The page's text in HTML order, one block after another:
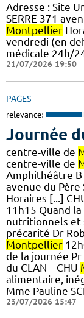
Adresse : Site
SERRE 371
Montpellier
vendredi (en
médicale 24h/
21/07/2026 19:50
PAGES
relevance:
Journée
centre-ville de
centre-ville de
Amphithéâtre B
avenue du Père
Horaires [...]
11h15 Quand
nutritionnels et
précarité Dr
Montpellier
de la journée Pr
du CLAN – CHU
alimentaire,
Mme Pauline
23/07/2026 15:47